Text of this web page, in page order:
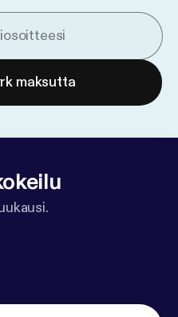
maksutta